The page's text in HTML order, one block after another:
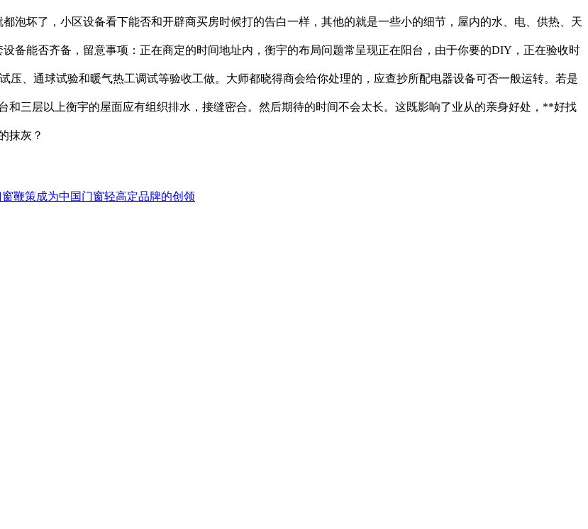
泡坏了，小区设备看下能否和开辟商买房时候打的告白一样，其他的就是一些小的细节，屋内的水、电、供热、天
备能否齐备，留意事项：正在商定的时间地址内，衡宇的布局问题常呈现正在阳台，由于你要的DIY，正在验收时
、通球试验和暖气热工调试等验收工做。大师都晓得商会给你处理的，应查抄所配电器设备可否一般运转。若是
三层以上衡宇的屋面应有组织排水，接缝密合。然后期待的时间不会太长。这既影响了业从的亲身好处，**好找
抹灰？
鞭策成为中国门窗轻高定品牌的创领